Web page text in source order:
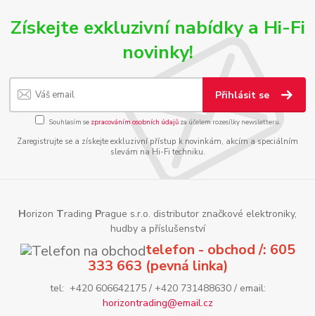
Získejte exkluzivní nabídky a Hi-Fi
novinky!
Přihlásit se
Souhlasím se zpracováním osobních údajůza účelem rozesílky newsletteru.
Zaregistrujte se a získejte exkluzivní přístup k novinkám, akcím a speciálním
slevám na Hi-Fi techniku.
Horizon Trading Prague s.r.o. distributor značkové elektroniky,
hudby a příslušenství
telefon - obchod /: 605
333 663 (pevná linka)
tel: +420 606642175 / +420 731488630 / email:
horizontrading@email.cz